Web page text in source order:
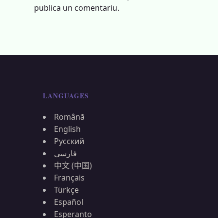
publica un comentariu.
LANGUAGES
Română
English
Русский
فارسی
中文 (中国)
Français
Türkçe
Español
Esperanto